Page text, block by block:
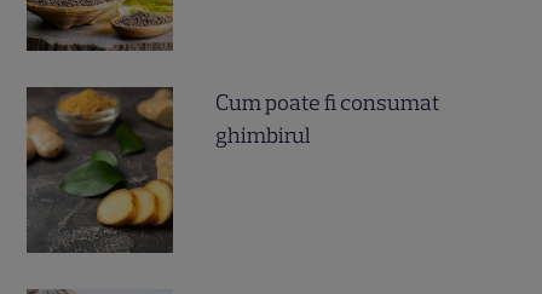
Cum poate fi consumat
ghimbirul